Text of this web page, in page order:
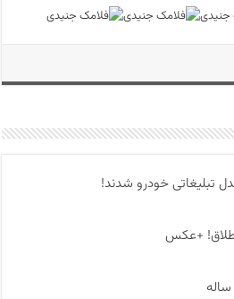
تبلیغاتی خودرو شدند!
طلاق! +عکس